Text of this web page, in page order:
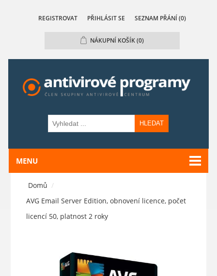
REGISTROVAT PŘIHLÁSIT SE SEZNAM PŘÁNÍ (0)
NÁKUPNÍ KOŠÍK(0)
HLEDAT
MENU
Domů /
AVG Email Server Edition, obnovení licence, počet
licencí 50, platnost 2 roky